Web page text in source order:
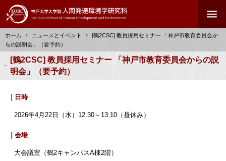
ン
コ
ン
menu
パ
ン
く
ホーム ニュースとイベント
[鶴2CSC] 教員採用セミナー 「神戸市教育委員会か
らの説明会」（要予約）
[鶴2CSC] 教員採用セミナー 「神戸市教育委員会からの説
明会」（要予約）
日時
2026年4月22日（水）12:30～13:10（昼休み）
会場
大会議室（鶴2キャンパスA棟2階）